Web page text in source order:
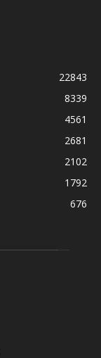
22843
8339
4561
2681
2102
1792
676